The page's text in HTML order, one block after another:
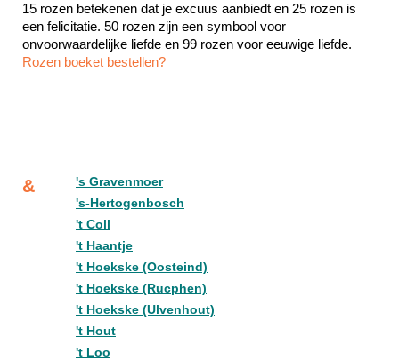
15 rozen betekenen dat je excuus aanbiedt en 25 rozen is
een felicitatie. 50 rozen zijn een symbool voor
Rozen boeket bestellen?
&
's Gravenmoer
's-Hertogenbosch
't Coll
't Haantje
't Hoekske (Oosteind)
't Hoekske (Rucphen)
't Hoekske (Ulvenhout)
't Hout
't Loo